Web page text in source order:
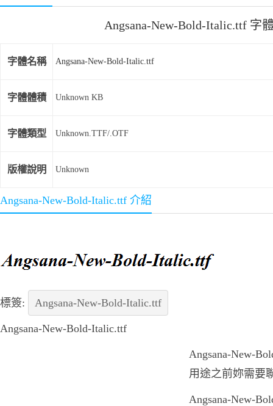
Angsana-New-Bold-Italic.ttf 字
字體名稱 Angsana-New-Bold-Italic.ttf
字體體積 Unknown KB
字體類型 Unknown.TTF/.OTF
版權說明 Unknown
Angsana-New-Bold-Italic.ttf 介紹
標簽: Angsana-New-Bold-Italic.ttf
Angsana-New-Bold-Italic.ttf
Angsana-New-
用途之前妳需要
Angsana-New-